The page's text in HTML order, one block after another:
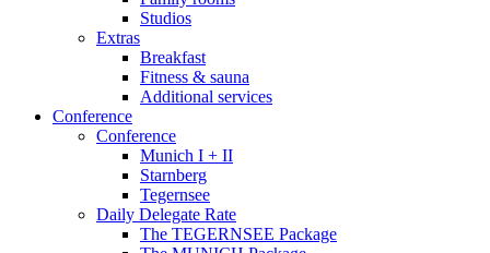
Studios
Extras
Breakfast
Fitness & sauna
Additional services
Conference
Conference
Munich I + II
Starnberg
Tegernsee
Daily Delegate Rate
The TEGERNSEE Package